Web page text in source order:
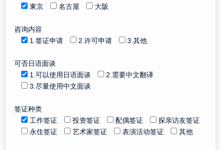
東京
名古屋 大阪
咨询内容
1.签证申请
2.许可申请 3.其他
可否日语面谈
1.可以使用日语面谈
2.需要中文翻译
3.尽量使用中文面谈
签证种类
工作签证
投资签证 配偶签证
探亲访友签证
永住签证
艺术家签证 表演活动签证 其他